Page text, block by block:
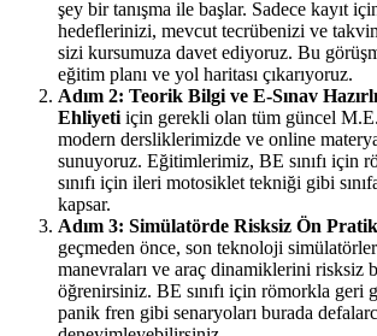
şey bir tanışma ile başlar. Sadece kayıt
hedeflerinizi, mevcut tecrübenizi ve
sizi kursumuza davet ediyoruz. Bu
eğitim planı ve yol haritası çıkarıyoruz.
Adım 2: Teorik Bilgi ve E-Sınav
Ehliyeti için gerekli olan tüm güncel
modern dersliklerimizde ve online
sunuyoruz. Eğitimlerimiz, BE sınıfı için
sınıfı için ileri motosiklet tekniği gibi
kapsar.
Adım 3: Simülatörde Risksiz Ön
geçmeden önce, son teknoloji
manevraları ve araç dinamiklerini risksiz
öğrenirsiniz. BE sınıfı için römorkla geri
panik fren gibi senaryoları burada